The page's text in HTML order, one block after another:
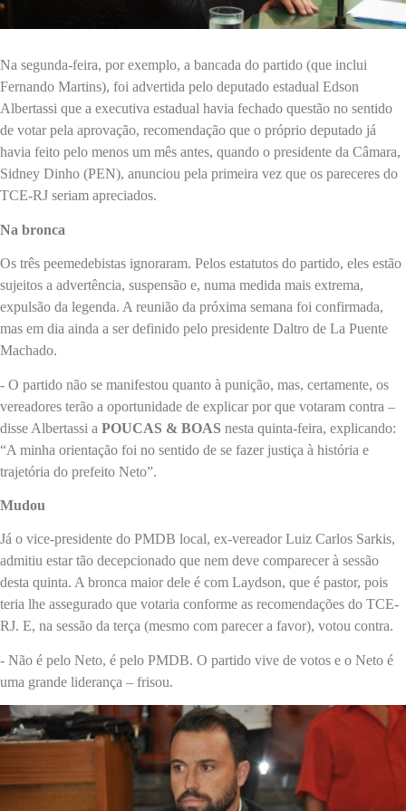
Na segunda-feira, por exemplo, a bancada do partido (que inclui
Fernando Martins), foi advertida pelo deputado estadual Edson
Albertassi que a executiva estadual havia fechado questão no sentido
de votar pela aprovação, recomendação que o próprio deputado já
havia feito pelo menos um mês antes, quando o presidente da Câmara,
Sidney Dinho (PEN), anunciou pela primeira vez que os pareceres do
TCE-RJ seriam apreciados.
Na bronca
Os três peemedebistas ignoraram. Pelos estatutos do partido, eles estão
sujeitos a advertência, suspensão e, numa medida mais extrema,
expulsão da legenda. A reunião da próxima semana foi confirmada,
mas em dia ainda a ser definido pelo presidente Daltro de La Puente
Machado.
- O partido não se manifestou quanto à punição, mas, certamente, os
vereadores terão a oportunidade de explicar por que votaram contra –
disse Albertassi a POUCAS & BOAS nesta quinta-feira, explicando:
“A minha orientação foi no sentido de se fazer justiça à história e
trajetória do prefeito Neto”.
Mudou
Já o vice-presidente do PMDB local, ex-vereador Luiz Carlos Sarkis,
admitiu estar tão decepcionado que nem deve comparecer à sessão
desta quinta. A bronca maior dele é com Laydson, que é pastor, pois
teria lhe assegurado que votaria conforme as recomendações do TCE-
RJ. E, na sessão da terça (mesmo com parecer a favor), votou contra.
- Não é pelo Neto, é pelo PMDB. O partido vive de votos e o Neto é
uma grande liderança – frisou.